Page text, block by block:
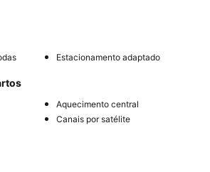
Estacionamento adaptado
Aquecimento central
Canais por satélite